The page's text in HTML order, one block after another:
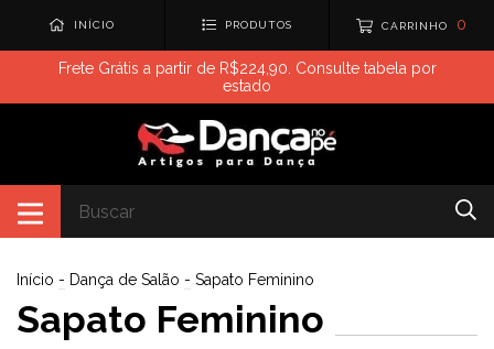
INÍCIO PRODUTOS CARRINHO 0
Frete Grátis a partir de R$224,90. Consulte tabela por
estado
Início - Dança de Salão - Sapato Feminino
Sapato Feminino